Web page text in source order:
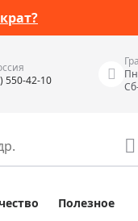
550-42-10
Полезное